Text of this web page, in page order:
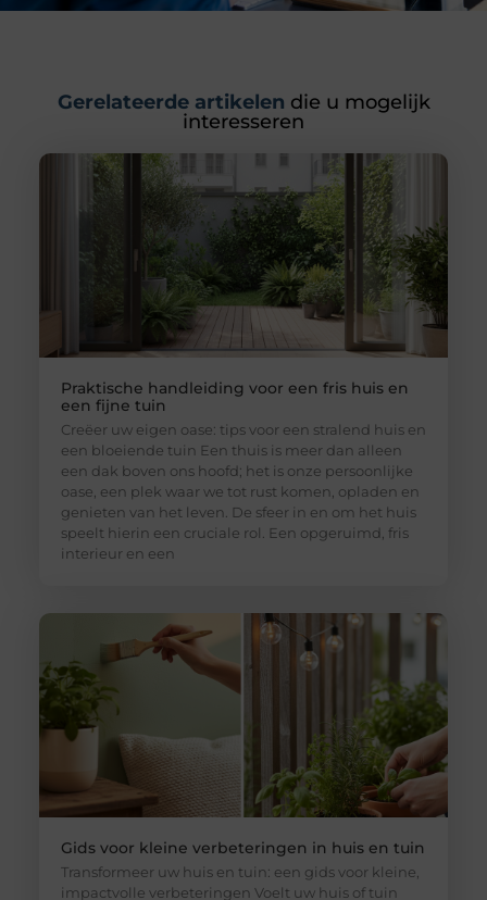
Gerelateerde artikelen die u mogelijk
interesseren
Praktische handleiding voor een fris huis en
een fijne tuin
Creëer uw eigen oase: tips voor een stralend huis en
een bloeiende tuin Een thuis is meer dan alleen
een dak boven ons hoofd; het is onze persoonlijke
oase, een plek waar we tot rust komen, opladen en
genieten van het leven. De sfeer in en om het huis
speelt hierin een cruciale rol. Een opgeruimd, fris
interieur en een
Gids voor kleine verbeteringen in huis en tuin
Transformeer uw huis en tuin: een gids voor kleine,
impactvolle verbeteringen Voelt uw huis of tuin